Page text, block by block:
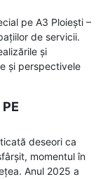
pe A3 Ploiești –
de servicii.
și
și perspectivele
deseori ca
momentul în
Anul 2025 a